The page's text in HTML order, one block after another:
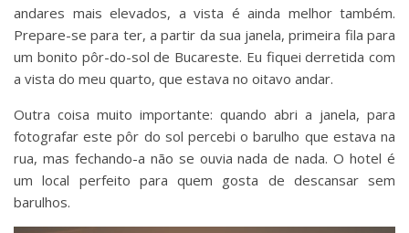
andares mais elevados, a vista é ainda melhor também.
Prepare-se para ter, a partir da sua janela, primeira fila para
um bonito pôr-do-sol de Bucareste. Eu fiquei derretida com
a vista do meu quarto, que estava no oitavo andar.
Outra coisa muito importante: quando abri a janela, para
fotografar este pôr do sol percebi o barulho que estava na
rua, mas fechando-a não se ouvia nada de nada. O hotel é
um local perfeito para quem gosta de descansar sem
barulhos.